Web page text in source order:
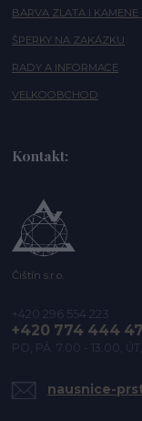
BARVA ZLATA I KAMENE
ŠPERKY NA ZAKÁZKU
RADY A INFORMACE
VELKOOBCHOD
Kontakt:
Čištín s.r.o.
+420 296 554 223
+420 774 444
PO, PÁ: 7.00 - 13.00,
nausnice-